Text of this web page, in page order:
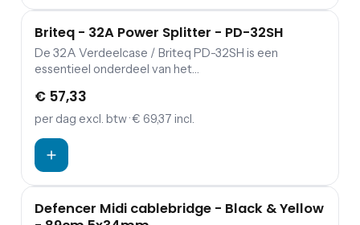
Briteq - 32A Power Splitter - PD-32SH
De 32A Verdeelcase / Briteq PD-32SH is een
essentieel onderdeel van het
hoogwaardige verdeeloplossing die speciaal is
ontworpen om stroom veilig en betrouwbaar te
voor gebruik in diverse toepassingen, zoals
concerten, festivals, beurzen en andere
evenementen waarbij meerdere apparaten van
Verdeelcase / Briteq PD-32SH van Festum Event
€ 57,33
per dag excl. btw· € 69,37 incl.
Defencer Midi cablebridge - Black & Yellow